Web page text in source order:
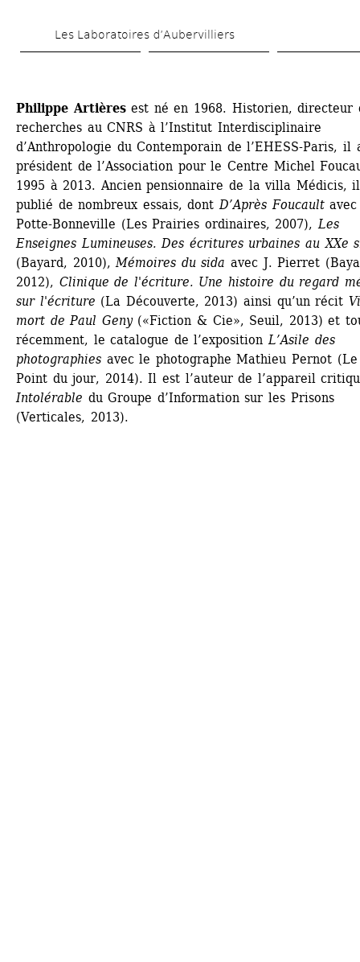
au
Les Laboratoires d’Aubervilliers
Philippe Artièresest né en 1968. Historien, directeur
recherches au CNRS à l’Institut Interdisciplinaire
d’Anthropologie du Contemporain de l’EHESS-Paris, il
président de l’Association pour le Centre Michel
1995 à 2013. Ancien pensionnaire de la villa Médicis,
publié de nombreux essais, dont D’Après Foucaultavec
Potte-Bonneville (Les Prairies ordinaires, 2007), Les
Enseignes Lumineuses. Des écritures urbaines au XXe
(Bayard, 2010), Mémoires du sida avec J. Pierret
2012), Clinique de l'écriture. Une histoire du regard
sur l'écriture (La Découverte, 2013) ainsi qu’un récit
mort de Paul Geny(«Fiction & Cie», Seuil, 2013) et
récemment, le catalogue de l’exposition L’Asile des
photographies avec le photographe Mathieu Pernot (Le
Point du jour, 2014). Il est l’auteur de l’appareil
Intolérable du Groupe d’Information sur les Prisons
(Verticales, 2013).